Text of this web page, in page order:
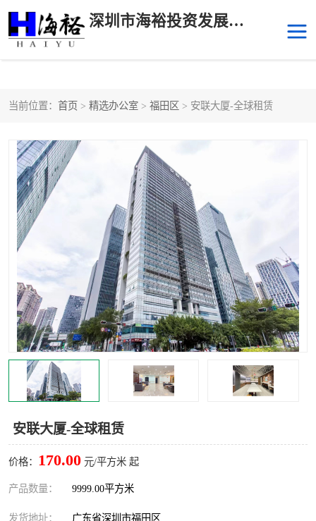
深圳市海裕投资发展有限公司
当前位置： 首页 > 精选办公室 > 福田区 > 安联大厦-全球租赁
安联大厦-全球租赁
价格： 170.00 元/平方米 起
产品数量： 9999.00平方米
发货地址： 广东省深圳市福田区
科技园中区
前海 深圳湾科技生态园
福田中心区写字楼租赁 宝安中心区
福田车公庙
罗湖水贝 南山南油
龙华 罗湖区
宝安区 西乡
兴东 石岩
福田华强北
南山后海